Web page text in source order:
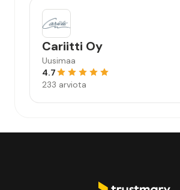
Cariitti Oy
Uusimaa
4.7
233 arviota